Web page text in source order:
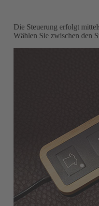
Die Steuerung erfolgt
Wählen Sie zwischen den